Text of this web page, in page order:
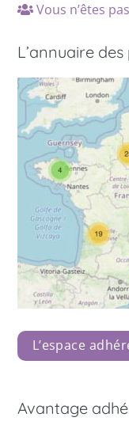
Vous n’êtes
L’annuaire
L’espace
Avantage